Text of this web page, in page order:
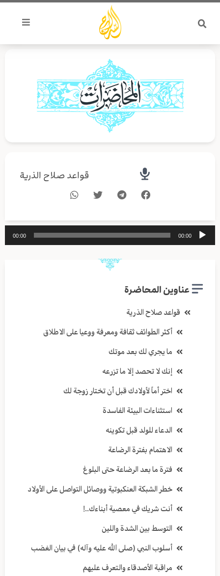
تخطي
المحتوى
قواعد صلاح الذرية
مشغل
الصوت
00:00
00:00
عناوين المحاضرة
قواعد صلاح الذرية
أكثر الطوائف ثقافة ومعرفة ووعيا على الاطلاق
ما يجري لك بعد موتك
إنك لا تحصد إلا ما تزرعه
اختر أماً لأولادك قبل أن تختار زوجة لك
استثناءات البيئة الفاسدة
الدعاء للولد قبل تكوينه
الاهتمام بفترة الرضاعة
فترة ما بعد الرضاعة حتى البلوغ
خطر الشبكة العنكبوتية ووصائل التواصل على الأولاد
أنت شريك في معصية أبناءك..!
التوسط بين الشدة واللين
أسلوب النبي (صلى الله عليه وآله) في بيان الغضب
مراقبة الأصدقاء والتعرف عليهم